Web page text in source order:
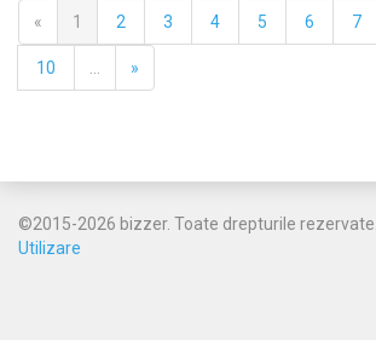
« 1 2 3 4 5 6 7
10 »
©2015-2026 bizzer. Toate drepturile
Utilizare